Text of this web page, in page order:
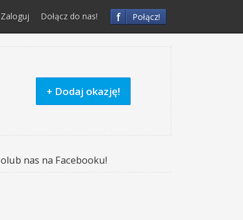
f Połącz!
Zaloguj Dołącz do nas!
+ Dodaj okazję!
nas na Facebooku!